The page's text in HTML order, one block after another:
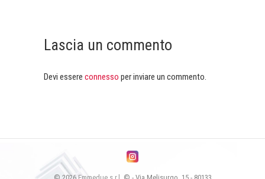
Lascia un commento
Devi essere connesso per inviare un commento.